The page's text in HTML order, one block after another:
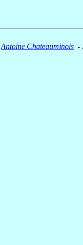
Antoine Chateauminois -